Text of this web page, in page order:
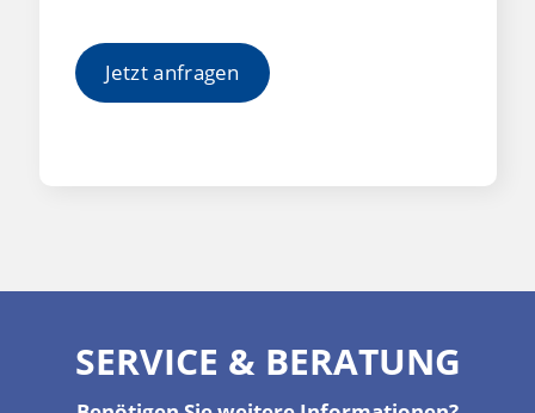
Jetzt anfragen
SERVICE & BERATUNG